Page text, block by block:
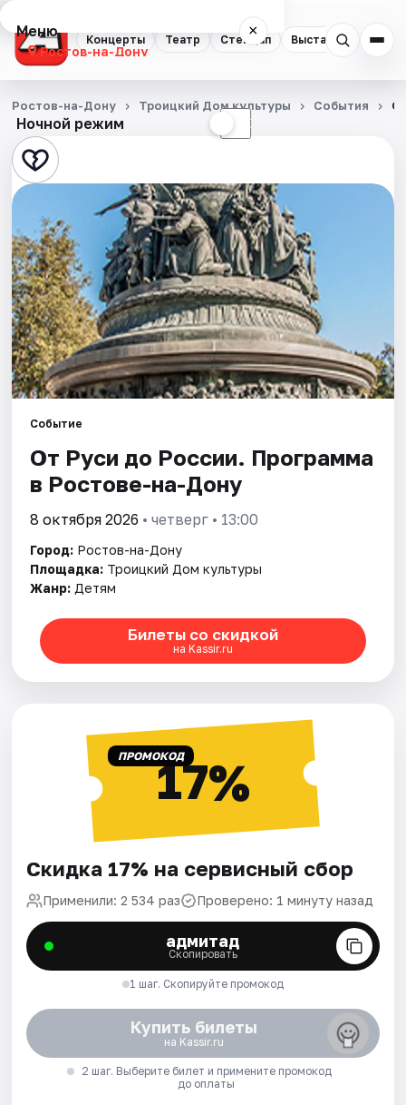
Концерты Театр Стендап Выставки
Меню ×
Ростов-на-Дону
Концерты
Театр
Стендап
Выставки
Квесты
Экскурсии
Спорт
События
Города
Площадки
Рейтинги
Ночной режим ☾
Ростов-на-Дону Троицкий Дом культуры События
Событие
От Руси до России. Программа
в Ростове-на-Дону
8 октября 2026 • четверг • 13:00
Город: Ростов-на-Дону
Площадка: Троицкий Дом культуры
Жанр: Детям
Билеты со скидкой
на Kassir.ru
ПРОМОКОД17%
Скидка 17% на сервисный сбор
Применили: 2 534 раз Проверено: 1 минуту назад
адмитад
Скопировать
1 шаг. Скопируйте промокод
Купить билеты
на Kassir.ru
2 шаг. Выберите билет и примените промокод
до оплаты